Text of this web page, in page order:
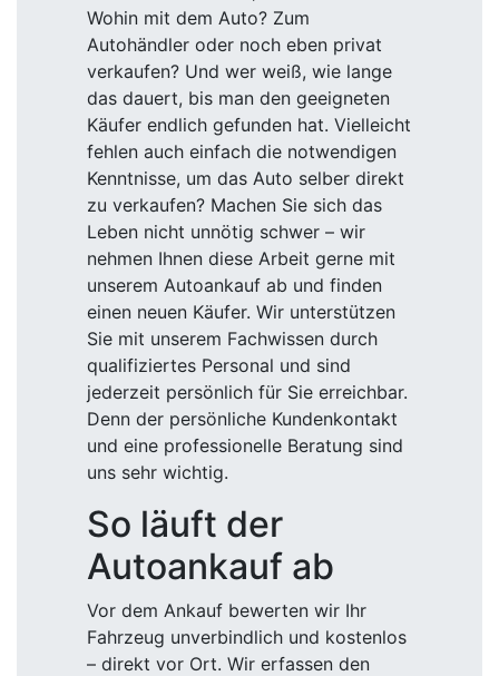
Wohin mit dem Auto? Zum
Autohändler oder noch eben privat
verkaufen? Und wer weiß, wie lange
das dauert, bis man den geeigneten
Käufer endlich gefunden hat. Vielleicht
fehlen auch einfach die notwendigen
Kenntnisse, um das Auto selber direkt
zu verkaufen? Machen Sie sich das
Leben nicht unnötig schwer – wir
nehmen Ihnen diese Arbeit gerne mit
unserem Autoankauf ab und finden
einen neuen Käufer. Wir unterstützen
Sie mit unserem Fachwissen durch
qualifiziertes Personal und sind
jederzeit persönlich für Sie erreichbar.
Denn der persönliche Kundenkontakt
und eine professionelle Beratung sind
uns sehr wichtig.
So läuft der
Autoankauf ab
Vor dem Ankauf bewerten wir Ihr
Fahrzeug unverbindlich und kostenlos
– direkt vor Ort. Wir erfassen den